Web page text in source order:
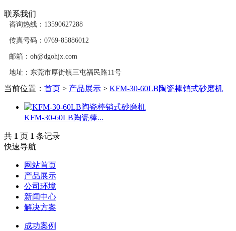
联系我们
咨询热线：13590627288
传真号码：0769-85886012
邮箱：oh@dgohjx.com
地址：东莞市厚街镇三屯福民路11号
当前位置： 首页 > 产品展示 > KFM-30-60LB陶瓷棒销式砂磨机
KFM-30-60LB陶瓷棒...
共 1 页 1 条记录
快速导航
网站首页
产品展示
公司环境
新闻中心
解决方案
成功案例